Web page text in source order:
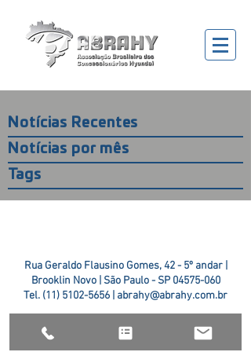
Notícias Recentes
Notícias por mês
Tags
Rua Geraldo Flausino Gomes, 42 - 5º andar |
Brooklin Novo | São Paulo - SP 04575-060
Tel. (11) 5102-5656 abrahy@abrahy.com.br
©2018 ABRAHY. criado pela TR2 Art + Design